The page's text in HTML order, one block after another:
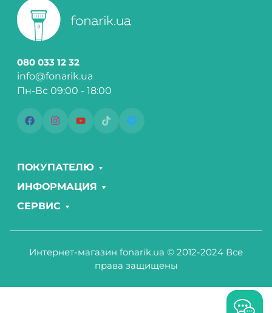
080 033 12 32
info@fonarik.ua
Пн-Вс 09:00 - 18:00
ПОКУПАТЕЛЮ
ИНФОРМАЦИЯ
СЕРВИС
Интернет-магазин fonarik.ua © 2012-2024 Все
права защищены